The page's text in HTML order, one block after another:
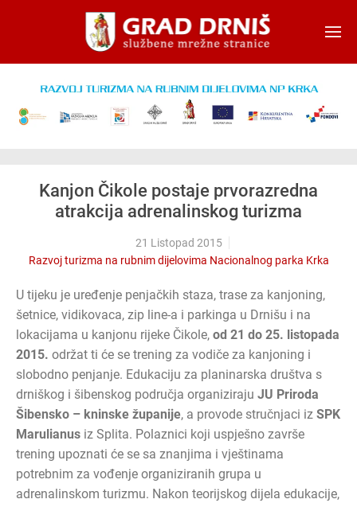
Skip to main content
Kanjon Čikole postaje prvorazredna
atrakcija adrenalinskog turizma
21 Listopad 2015
Razvoj turizma na rubnim dijelovima Nacionalnog parka Krka
U tijeku je uređenje penjačkih staza, trase za kanjoning,
šetnice, vidikovaca, zip line-a i parkinga u Drnišu i na
lokacijama u kanjonu rijeke Čikole, od 21 do 25. listopada
2015. održat ti će se trening za vodiče za kanjoning i
slobodno penjanje. Edukaciju za planinarska društva s
drniškog i šibenskog područja organiziraju JU Priroda
Šibensko – kninske županije, a provode stručnjaci iz SPK
Marulianus iz Splita. Polaznici koji uspješno završe
trening upoznati će se sa znanjima i vještinama
potrebnim za vođenje organiziranih grupa u
adrenalinskom turizmu. Nakon teorijskog dijela edukacije,